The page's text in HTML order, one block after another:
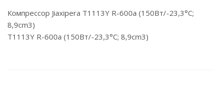
Компрессор Jiaxipera T1113Y R-600a (150Вт/-23,3°С;
8,9cm3)
T1113Y R-600a (150Вт/-23,3°С; 8,9cm3)